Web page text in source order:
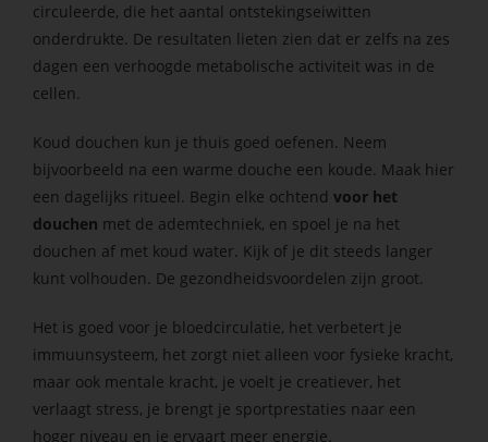
circuleerde, die het aantal ontstekingseiwitten
onderdrukte. De resultaten lieten zien dat er zelfs na zes
dagen een verhoogde metabolische activiteit was in de
cellen.
Koud douchen kun je thuis goed oefenen. Neem
bijvoorbeeld na een warme douche een koude. Maak hier
een dagelijks ritueel. Begin elke ochtend voor het
douchen met de ademtechniek, en spoel je na het
douchen af met koud water. Kijk of je dit steeds langer
kunt volhouden. De gezondheidsvoordelen zijn groot.
Het is goed voor je bloedcirculatie, het verbetert je
immuunsysteem, het zorgt niet alleen voor fysieke kracht,
maar ook mentale kracht, je voelt je creatiever, het
verlaagt stress, je brengt je sportprestaties naar een
hoger niveau en je ervaart meer energie.